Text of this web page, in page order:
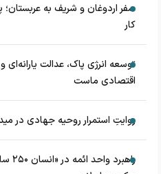
سفر اردوغان و شریف به
کار
توسعه انرژی پاک، عدالت
اقتصادی ماست
روایتِ استمرار روحیه جهادی در